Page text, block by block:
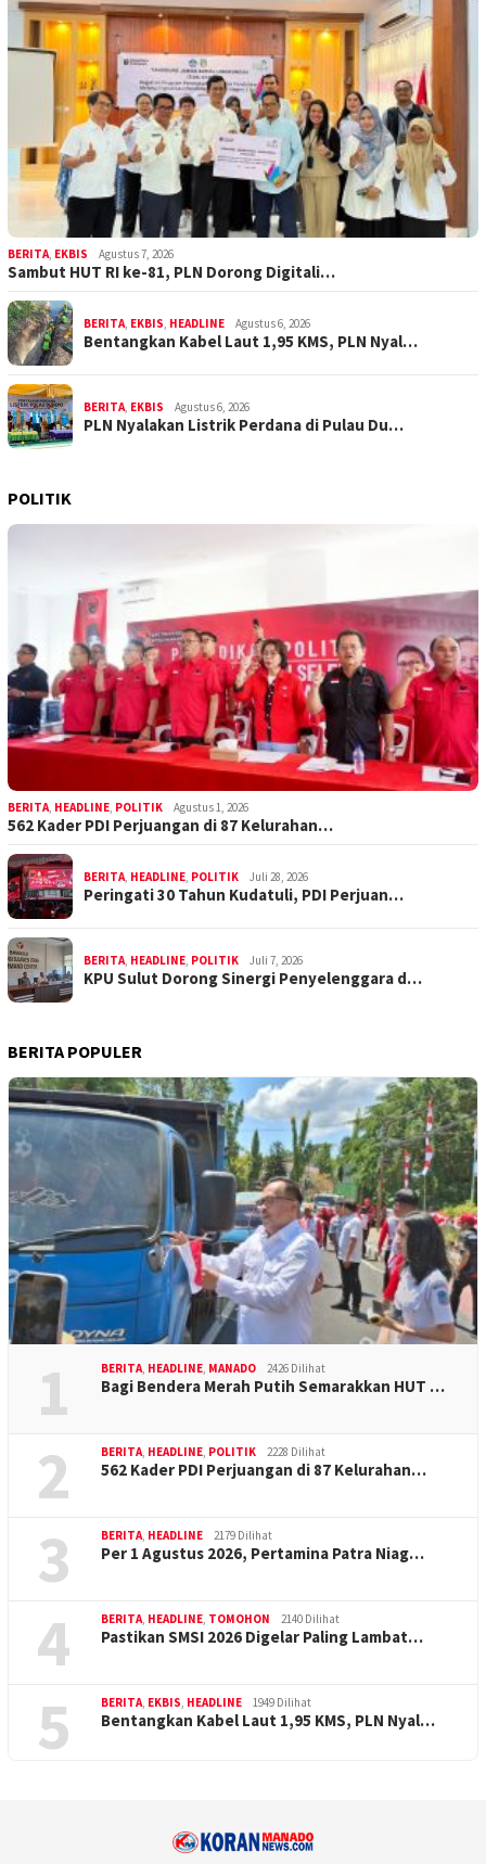
BERITA, EKBIS Agustus 7, 2026
Sambut HUT RI ke-81, PLN Dorong Digitali…
BERITA, EKBIS, HEADLINE Agustus 6, 2026
Bentangkan Kabel Laut 1,95 KMS, PLN Nyal…
BERITA, EKBIS Agustus 6, 2026
PLN Nyalakan Listrik Perdana di Pulau Du…
POLITIK
BERITA HEADLINE POLITIK Agustus 1, 2026
562 Kader PDI Perjuangan di 87 Kelurahan…
BERITA HEADLINE POLITIK Juli 28, 2026
Peringati 30 Tahun Kudatuli, PDI Perjuan…
BERITA HEADLINE POLITIK Juli 7, 2026
KPU Sulut Dorong Sinergi Penyelenggara d…
BERITA POPULER
1 BERITA HEADLINE MANADO 2426 Dilihat
Bagi Bendera Merah Putih Semarakkan HUT …
2 BERITA HEADLINE POLITIK 2228 Dilihat
562 Kader PDI Perjuangan di 87 Kelurahan…
3 BERITA HEADLINE 2179 Dilihat
Per 1 Agustus 2026, Pertamina Patra Niag…
4 BERITA HEADLINE TOMOHON 2140 Dilihat
Pastikan SMSI 2026 Digelar Paling Lambat…
5 BERITA EKBIS HEADLINE 1949 Dilihat
Bentangkan Kabel Laut 1,95 KMS, PLN Nyal…